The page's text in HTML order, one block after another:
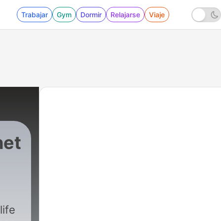
Trabajar Gym Dormir Relajarse Viaje